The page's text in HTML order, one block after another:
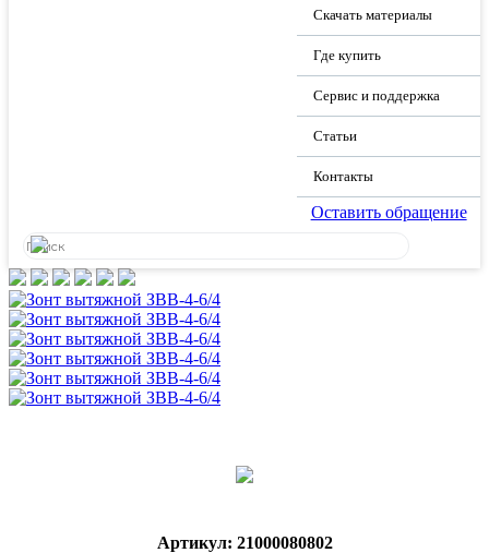
Скачать материалы
Где купить
Сервис и поддержка
Статьи
Контакты
Оставить обращение
Артикул: 21000080802